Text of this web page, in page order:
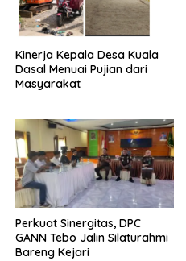
Kinerja Kepala Desa Kuala
Dasal Menuai Pujian dari
Masyarakat
Perkuat Sinergitas, DPC
GANN Tebo Jalin Silaturahmi
Bareng Kejari